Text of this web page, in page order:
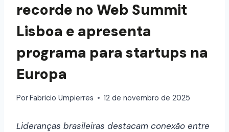
recorde no Web Summit
Lisboa e apresenta
programa para startups na
Europa
PorFabricio Umpierres 12 de novembro de 2025
Lideranças brasileiras destacam conexão entre